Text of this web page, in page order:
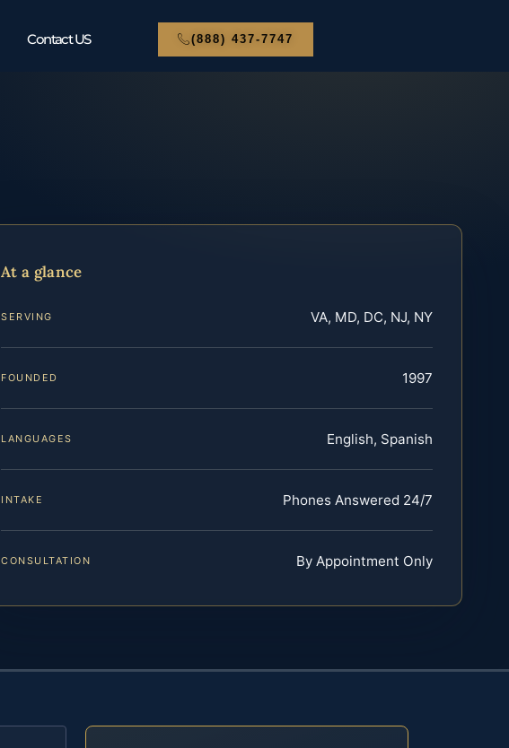
Contact US (888) 437-7747
At a glance
SERVING VA, MD, DC, NJ, NY
FOUNDED 1997
LANGUAGES English, Spanish
INTAKE Phones Answered 24/7
CONSULTATION By Appointment Only